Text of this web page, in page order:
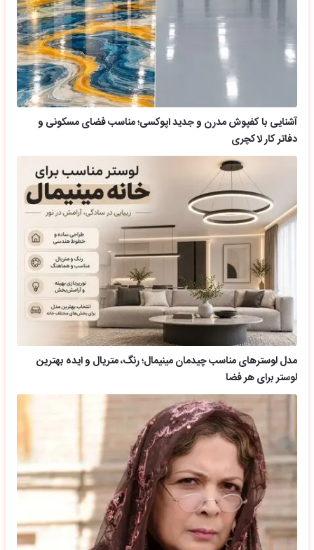
آشنایی با کفپوش مدرن و جدید اپوکسی؛ مناسب فضای مسکونی و
دفاتر کار لاکچری
مدل لوسترهای مناسب چیدمان مینیمال؛ رنگ، متریال و ایده بهترین
لوستر برای هر فضا